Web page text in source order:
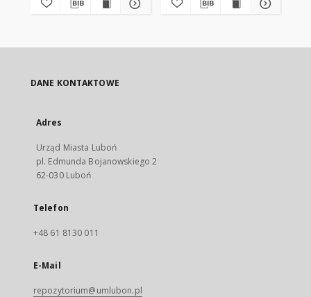
DANE KONTAKTOWE
Adres
Urząd Miasta Luboń
pl. Edmunda Bojanowskiego 2
62-030 Luboń
Telefon
+48 61 8130 011
E-Mail
repozytorium@umlubon.pl